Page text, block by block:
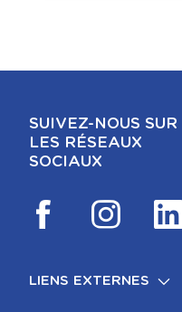
SUIVEZ-NOUS SUR
LES RÉSEAUX
SOCIAUX
LIENS EXTERNES